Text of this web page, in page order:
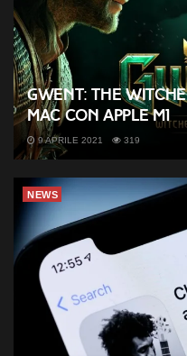
GWENT: The
Mac con Apple M1
9 APRILE 2021 319
NEWS